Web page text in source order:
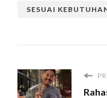
SESUAI